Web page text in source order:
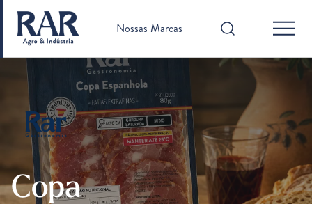
Nossas Marcas
Copa